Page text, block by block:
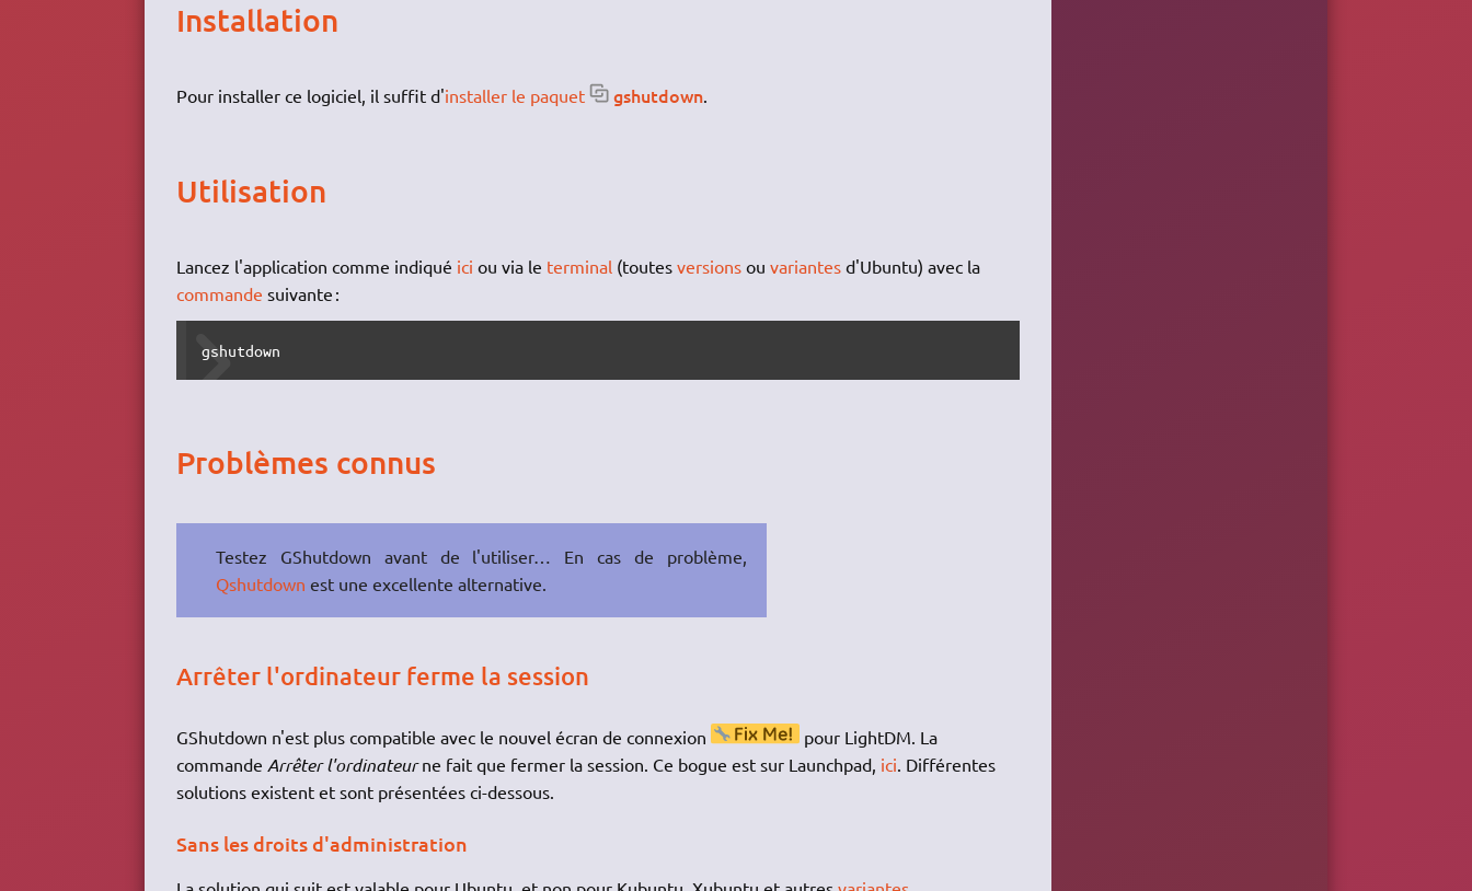
Installation
Pour installer ce logiciel, il suffit d'installer le paquet gshutdown
Utilisation
Lancez l'application comme indiqué ici ou via le terminal (toutes versionsou variantesd'Ubuntu) avec la
commande suivante :
gshutdown
Problèmes connus
Testez GShutdown avant de l'utiliser… En cas de problème,
Qshutdown est une excellente alternative.
Arrêter l'ordinateur ferme la session
GShutdown n'est plus compatible avec le nouvel écran de connexion
pour LightDM. La
commande Arrêter l'ordinateurne fait que fermer la session. Ce bogue est sur Launchpad, ici. Différentes
solutions existent et sont présentées ci-dessous.
Sans les droits d'administration